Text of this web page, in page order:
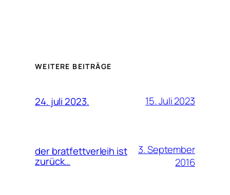
WEITERE BEITRÄGE
24. juli 2023. 15. Juli 2023
der bratfettverleih ist
zurück…
3. September
2016